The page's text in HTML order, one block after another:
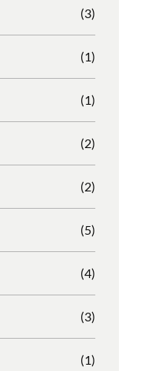
(3)
(1)
(1)
(2)
(2)
(5)
(4)
(3)
(1)